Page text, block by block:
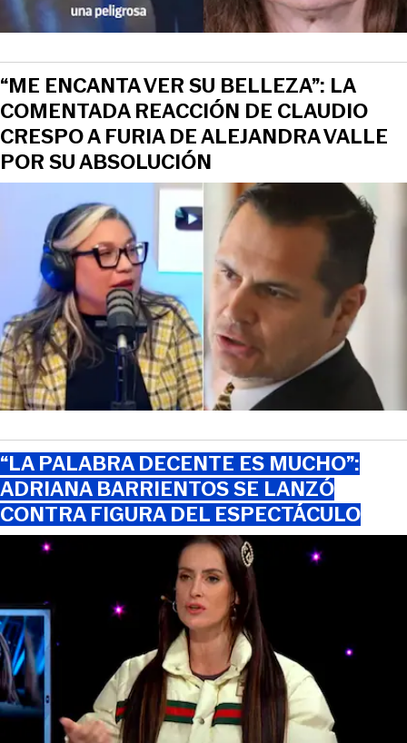
“ME ENCANTA VER SU BELLEZA”: LA
COMENTADA REACCIÓN DE CLAUDIO
CRESPO A FURIA DE ALEJANDRA VALLE
POR SU ABSOLUCIÓN
“LA PALABRA DECENTE ES MUCHO”:
ADRIANA BARRIENTOS SE LANZÓ
CONTRA FIGURA DEL ESPECTÁCULO